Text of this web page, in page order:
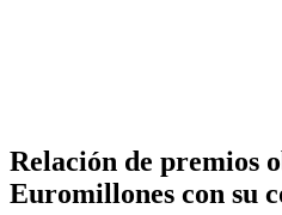
Relación de premios
Euromillones con su